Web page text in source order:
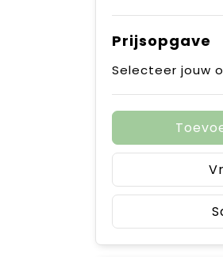
Prijsopgave
Selecteer jouw